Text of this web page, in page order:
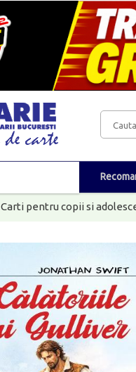
Carti pentru copii si